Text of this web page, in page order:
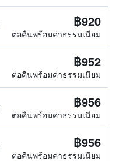
฿920
ต่อคืนพร้อมค่าธรรมเนียม
฿952
ต่อคืนพร้อมค่าธรรมเนียม
฿956
ต่อคืนพร้อมค่าธรรมเนียม
฿956
ต่อคืนพร้อมค่าธรรมเนียม